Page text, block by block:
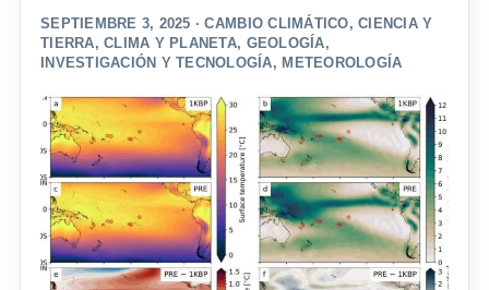
SEPTIEMBRE 3, 2025 ·CAMBIO CLIMÁTICO,CIENCIA Y
TIERRA,CLIMA Y PLANETA, GEOLOGÍA,
INVESTIGACIÓN Y TECNOLOGÍA, METEOROLOGÍA